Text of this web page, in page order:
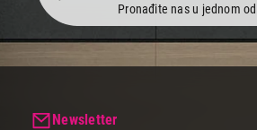
Pronađite nas u jednom
Newsletter